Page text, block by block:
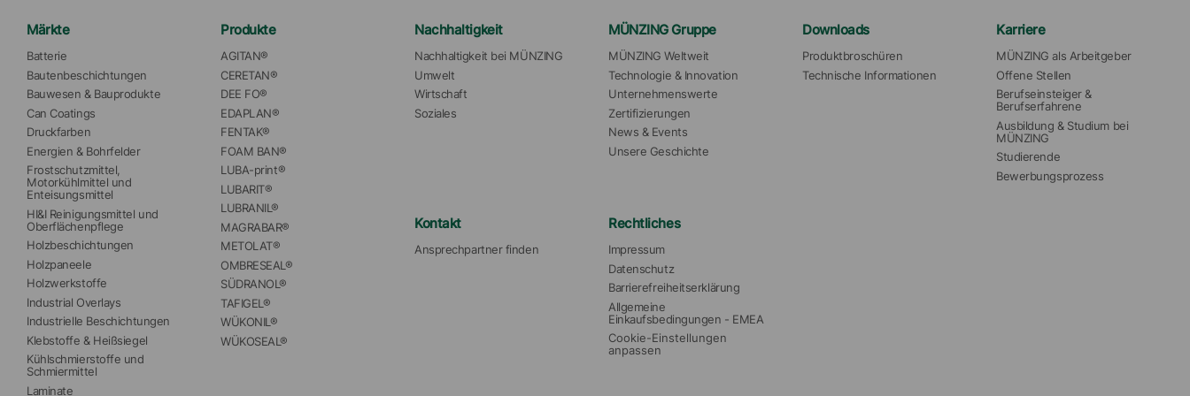
Märkte
Batterie
Bautenbeschichtungen
Bauwesen & Bauprodukte
Can Coatings
Druckfarben
Energien & Bohrfelder
Frostschutzmittel,
Motorkühlmittel und
Enteisungsmittel
HI&I Reinigungsmittel und
Oberflächenpflege
Holzbeschichtungen
Holzpaneele
Holzwerkstoffe
Industrial Overlays
Industrielle Beschichtungen
Klebstoffe & Heißsiegel
Kühlschmierstoffe und
Schmiermittel
Laminate
Produkte
AGITAN®
CERETAN®
DEE FO®
EDAPLAN®
FENTAK®
FOAM BAN®
LUBA-print®
LUBARIT®
LUBRANIL®
MAGRABAR®
METOLAT®
OMBRESEAL®
SÜDRANOL®
TAFIGEL®
WÜKONIL®
WÜKOSEAL®
Nachhaltigkeit
Nachhaltigkeit bei MÜNZING
Umwelt
Wirtschaft
Soziales
MÜNZING Gruppe
MÜNZING Weltweit
Technologie & Innovation
Unternehmenswerte
Zertifizierungen
News & Events
Unsere Geschichte
Downloads
Produktbroschüren
Technische Informationen
Karriere
MÜNZING als Arbeitgeber
Offene Stellen
Berufseinsteiger &
Berufserfahrene
Ausbildung & Studium bei
MÜNZING
Studierende
Bewerbungsprozess
Kontakt
Ansprechpartner finden
Rechtliches
Impressum
Datenschutz
Barrierefreiheitserklärung
Allgemeine
Einkaufsbedingungen - EMEA
Cookie-Einstellungen
anpassen